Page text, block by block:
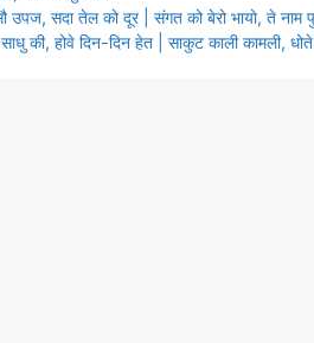
उपज, सदा तेल को दूर | संगत को बेरो भायो, ते नाम
की, होवे दिन-दिन हेत | साकुट काली कामली,